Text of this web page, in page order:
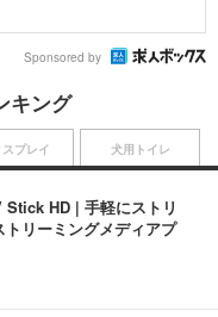
Sponsored by
キング
Stick HD | 手軽にストリ
リーミングメディアプ
プレイ 犬用トイレ